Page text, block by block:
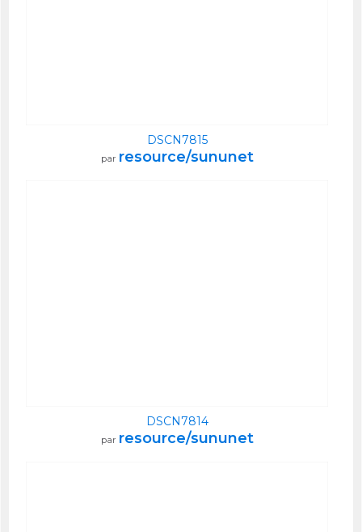
DSCN7815
par resource/sununet
DSCN7814
par resource/sununet